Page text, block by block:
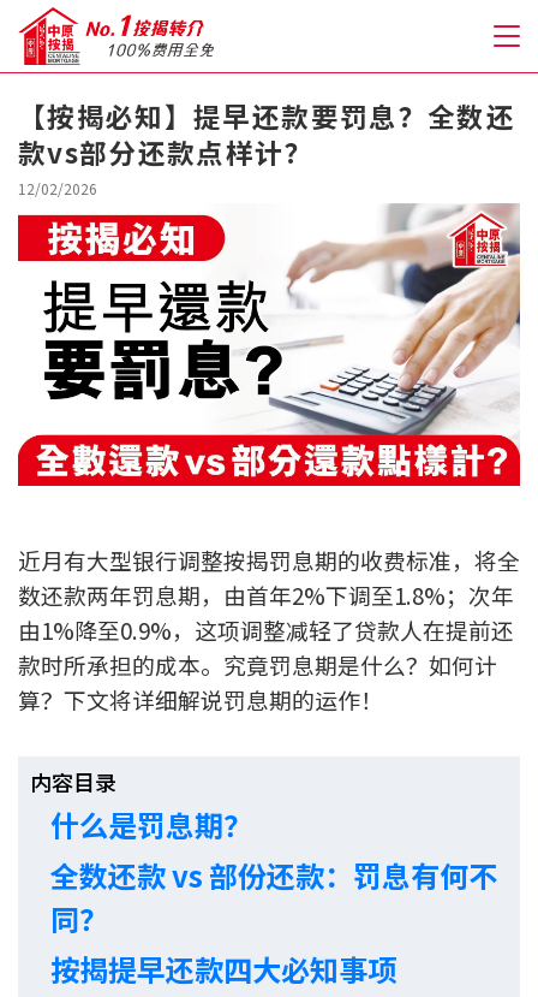
关于我们
格到至抵按揭
人才房贷・开户优惠
免费房贷转介服务
免费开户转介服务
私人贷款
新盘优越按揭优惠
中原按揭标签优惠
推荐齐齐友赏
按揭计算
转按计算
置业预算
供款年期计算
【按揭必知】提早还款要罚息？全数还
款vs部分还款点样计？
12/02/2026
近月有大型银行调整按揭罚息期的收费标准，将全
数还款两年罚息期，由首年2%下调至1.8%；次年
由1%降至0.9%，这项调整减轻了贷款人在提前还
款时所承担的成本。究竟罚息期是什么？如何计
算？下文将详细解说罚息期的运作！
内容目录
什么是罚息期？
全数还款 vs 部份还款：罚息有何不
同？
按揭提早还款四大必知事项